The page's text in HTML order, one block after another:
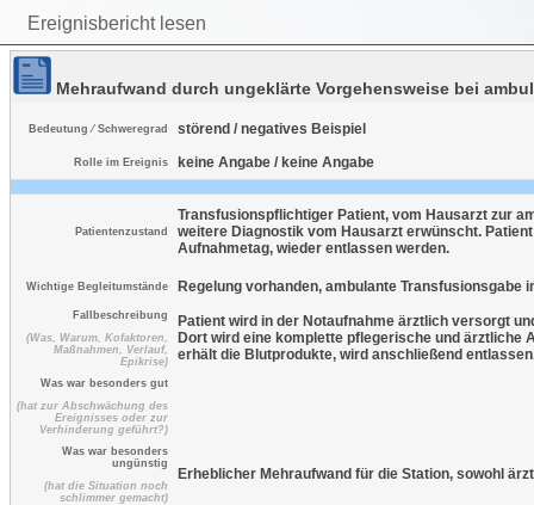
Ereignisbericht lesen
Mehraufwand durch ungeklärte Vorgehensweise bei
Bedeutung ⁄ Schweregrad störend / negatives Beispiel
Rolle im Ereignis keine Angabe / keine Angabe
Patientenzustand
Transfusionspflichtiger Patient, vom Hausarzt zur
weitere Diagnostik vom Hausarzt erwünscht.
Aufnahmetag, wieder entlassen werden.
Wichtige Begleitumstände Regelung vorhanden, ambulante Transfusionsgabe
Fallbeschreibung
(Was, Warum, Kofaktoren,
Maßnahmen, Verlauf,
Epikrise)
Patient wird in der Notaufnahme ärztlich versorgt
Dort wird eine komplette pflegerische und ärztliche
erhält die Blutprodukte, wird anschließend
Was war besonders gut
(hat zur Abschwächung des
Ereignisses oder zur
Verhinderung geführt?)
Was war besonders
ungünstig
(hat die Situation noch
schlimmer gemacht)
Erheblicher Mehraufwand für die Station, sowohl